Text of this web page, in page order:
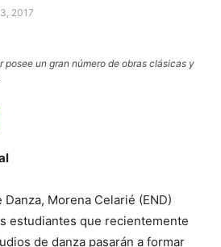
2017
posee un gran número de obras clásicas y
Danza, Morena Celarié (END)
estudiantes que recientemente
de danza pasarán a formar